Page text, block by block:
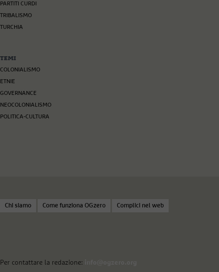
PARTITI CURDI
TRIBALISMO
TURCHIA
TEMI
COLONIALISMO
ETNIE
GOVERNANCE
NEOCOLONIALISMO
POLITICA-CULTURA
Chi siamo Come funziona OGzero Complici nel web
Per contattare la redazione: